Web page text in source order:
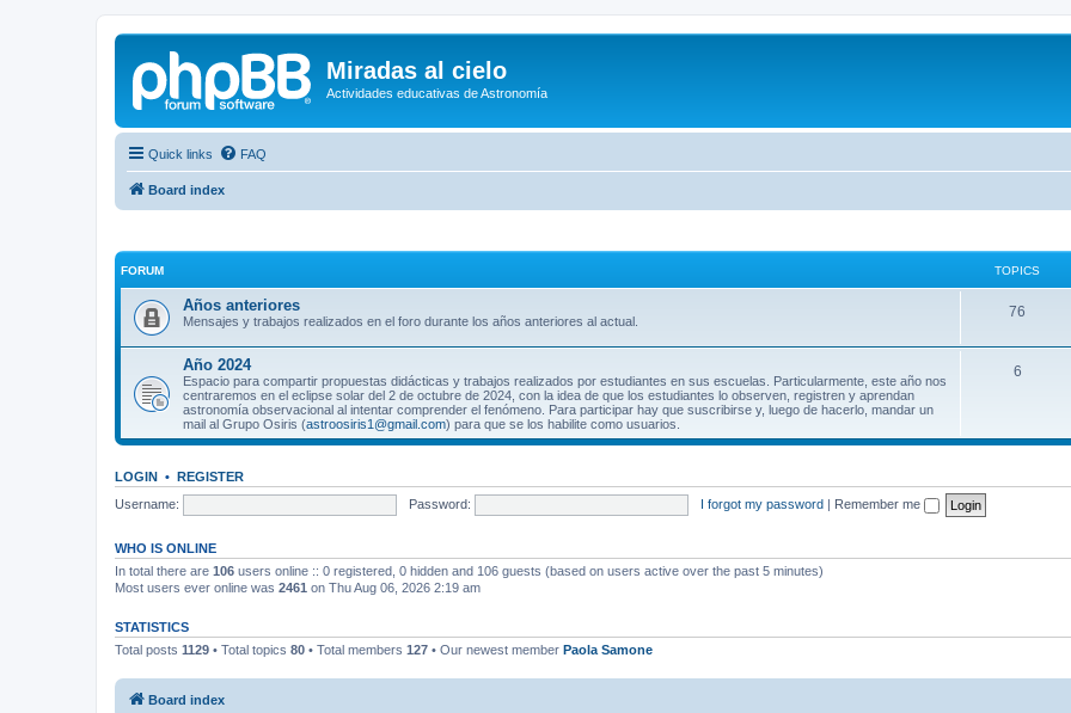
Miradas al cielo
Actividades educativas de Astronomía
Quick links FAQ
Board index
FORUM TOPICS
Años anteriores
Mensajes y trabajos realizados en el foro durante los años anteriores al actual.
76
Año 2024
Espacio para compartir propuestas didácticas y trabajos realizados por estudiantes en sus escuelas. Particularmente, este año nos
centraremos en el eclipse solar del 2 de octubre de 2024, con la idea de que los estudiantes lo observen, registren y aprendan
astronomía observacional al intentar comprender el fenómeno. Para participar hay que suscribirse y, luego de hacerlo, mandar un
mail al Grupo Osiris (astroosiris1@gmail.com) para que se los habilite como usuarios.
6
LOGIN • REGISTER
Username:
Password: I forgot my password | Remember me
WHO IS ONLINE
In total there are 106 users online :: 0 registered, 0 hidden and 106 guests (based on users active over the past 5 minutes)
Most users ever online was 2461 on Thu Aug 06, 2026 2:19 am
STATISTICS
Total posts 1129 • Total topics 80 • Total members 127 • Our newest member Paola Samone
Board index